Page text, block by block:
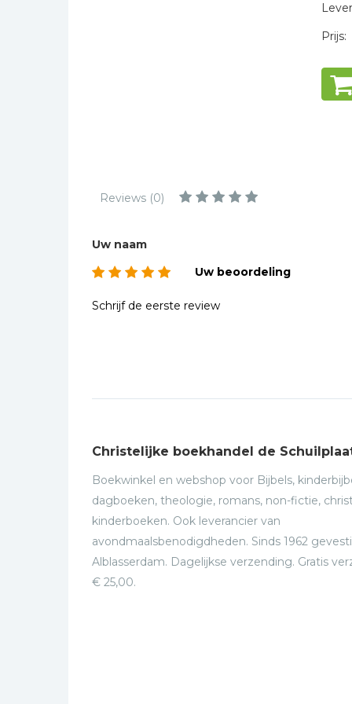
Toeristische kaarten en
Taalstudie
Wenskaarten
Prijs:
Reviews (0)
Uw naam
Uw beoordeling
Schrijf de eerste review
Christelijke boekhandel de
Boekwinkel en webshop voor Bijbels,
dagboeken, theologie, romans, non-fictie,
kinderboeken. Ook leverancier van
avondmaalsbenodigdheden. Sinds 1962
Alblasserdam. Dagelijkse verzending. Gratis
€ 25,00.